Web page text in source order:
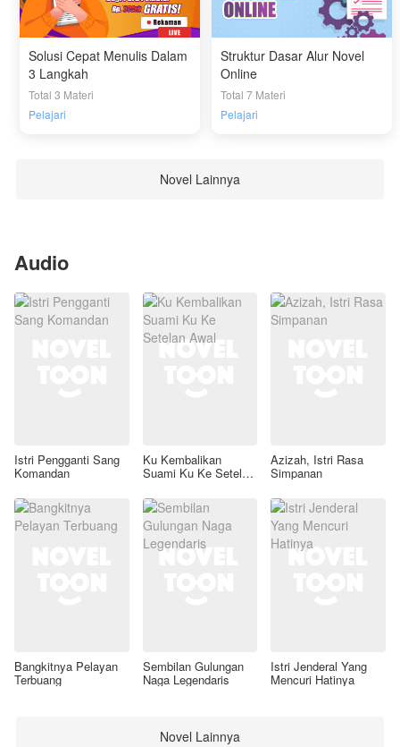
Solusi Cepat Menulis Dalam
3 Langkah
Total 3 Materi
Pelajari
Struktur Dasar Alur Novel
Online
Total 7 Materi
Pelajari
Novel Lainnya
Audio
Istri Pengganti Sang
Komandan
Ku Kembalikan
Suami Ku Ke Setelan
Azizah, Istri Rasa
Simpanan
Bangkitnya Pelayan
Terbuang
Sembilan Gulungan
Naga Legendaris
Istri Jenderal Yang
Mencuri Hatinya
Novel Lainnya